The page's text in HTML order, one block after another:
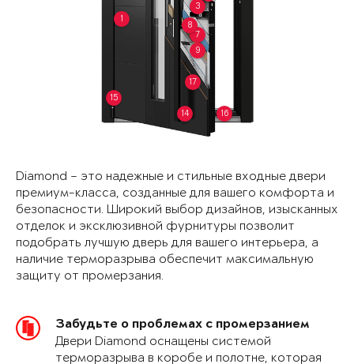
1
3
7
8
9
14
15
16
17
Diamond – это надежные и стильные входные двери
премиум-класса, созданные для вашего комфорта и
безопасности. Широкий выбор дизайнов, изысканных
отделок и эксклюзивной фурнитуры позволит
подобрать лучшую дверь для вашего интерьера, а
наличие терморазрыва обеспечит максимальную
защиту от промерзания.
Забудьте о проблемах с промерзанием
Двери Diamond оснащены системой
терморазрыва в коробе и полотне, которая